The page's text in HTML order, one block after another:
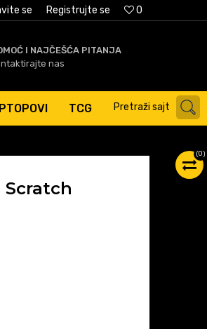
0
se Registrujte se
I NAJČEŠĆA PITANJA
nas
TCG Pretraži sajt
(0)